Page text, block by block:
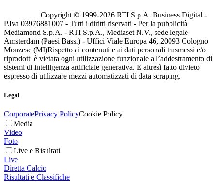
Copyright © 1999-2026 RTI S.p.A. Business Digital -
P.Iva 03976881007 - Tutti i diritti riservati - Per la pubblicità
Mediamond S.p.A. - RTI S.p.A., Mediaset N.V., sede legale
Amsterdam (Paesi Bassi) - Uffici Viale Europa 46, 20093 Cologno
Monzese (MI)Rispetto ai contenuti e ai dati personali trasmessi e/o
riprodotti è vietata ogni utilizzazione funzionale all’addestramento di
sistemi di intelligenza artificiale generativa. È altresì fatto divieto
espresso di utilizzare mezzi automatizzati di data scraping.
Legal
CorporatePrivacy PolicyCookie Policy
Media
Video
Foto
Live e Risultati
Live
Diretta Calcio
Risultati e Classifiche